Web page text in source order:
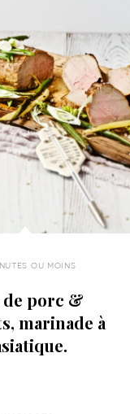
ou moins
porc &
marinade à